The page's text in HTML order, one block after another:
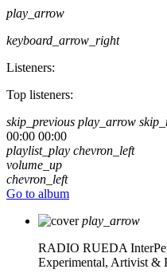
play_arrow
keyboard_arrow_right
Listeners:
Top listeners:
skip_previous play_arrow
00:00 00:00
playlist_play chevron_left
volume_up
chevron_left
Go to album
play_arrow
RADIO RUEDA
Experimental, Artivist &